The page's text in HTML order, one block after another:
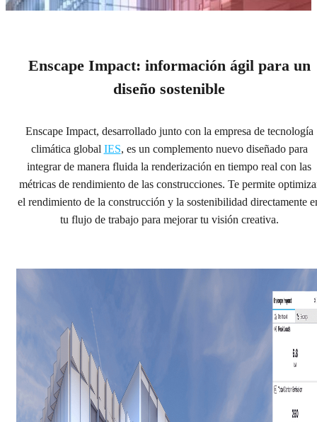
Enscape Impact
sostenibles desde el comienzo.
Prueba con Enscape
Compra con Enscape
Enscape Impact: información ágil para un
diseño sostenible
Enscape Impact, desarrollado junto con la empresa de tecnología
climática global IES, es un complemento nuevo diseñado para
integrar de manera fluida la renderización en tiempo real con las
métricas de rendimiento de las construcciones. Te permite
el rendimiento de la construcción y la sostenibilidad directamente
tu flujo de trabajo para mejorar tu visión creativa.